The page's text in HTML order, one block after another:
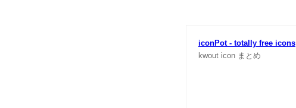
iconPot - totally free icons
kwout icon まとめ